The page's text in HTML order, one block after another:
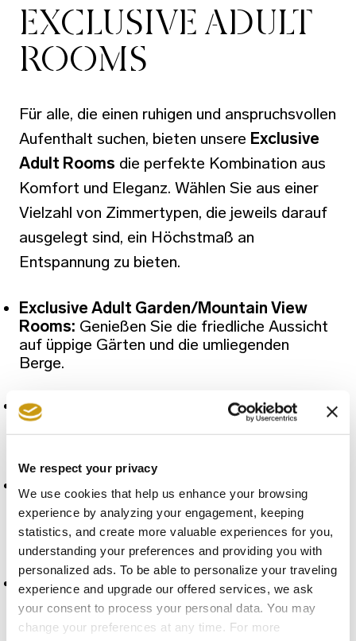
We respect your privacy
We use cookies that help us enhance your browsing
experience by analyzing your engagement, keeping
statistics, and create more valuable experiences for you,
understanding your preferences and providing you with
personalized ads. To be able to personalize your traveling
experience and upgrade our offered services, we ask
your consent to process your personal data. You may
change your preferences at any time. For more
EXCLUSIVE ADULT
ROOMS
Für alle, die einen ruhigen und anspruchsvollen
Aufenthalt suchen, bieten unsere Exclusive
Adult Rooms die perfekte Kombination aus
Komfort und Eleganz. Wählen Sie aus einer
Vielzahl von Zimmertypen, die jeweils darauf
ausgelegt sind, ein Höchstmaß an
Entspannung zu bieten.
Exclusive Adult Garden/Mountain View
Rooms: Genießen Sie die friedliche Aussicht
auf üppige Gärten und die umliegenden
Berge.
Exclusive Adult Sea View Rooms:Erfreuen
Sie sich an atemberaubenden Ausblicken auf
Exclusive Adult Sea-Front Rooms:
Gönnen
Sie sich das ultimative Erlebnis direkt am
Strand, mit den beruhigenden Klängen des
Meeres nur wenige Schritte entfernt.
Exclusive Adult Sea View Suites - with
Premium Perks:Entspannen Sie sich in
einem stilvollen Ambiente, in dem Komfort